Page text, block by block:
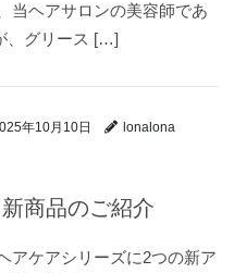
当ヘアサロンの美容師であ
、グリース […]
年10月10日 lonalona
商品のご紹介
アケアシリーズに2つの新ア